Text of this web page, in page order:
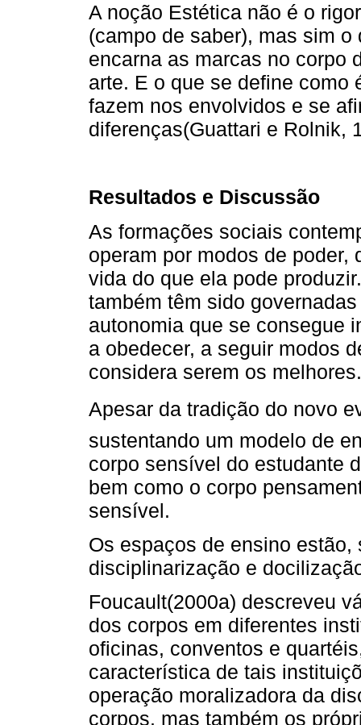
A noção Estética não é o
(campo de saber), mas sim
encarna as marcas no corpo
arte. E o que se define como
fazem nos envolvidos e se
diferenças(Guattari e Rolnik,
Resultados e Discussão
As formações sociais
operam por modos de poder,
vida do que ela pode
também têm sido
autonomia que se consegue
a obedecer, a seguir modos
considera serem os melhores.
Apesar da tradição do
sustentando um modelo de
corpo sensível do estudante
bem como o corpo
sensível.
Os espaços de ensino
disciplinarização e
Foucault(2000a) descreveu
dos corpos em diferentes
oficinas, conventos e
característica de tais
operação moralizadora da
corpos, mas também os